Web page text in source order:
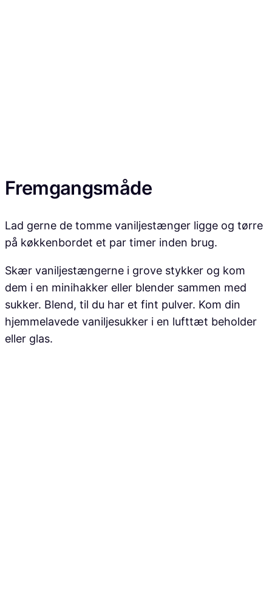
Fremgangsmåde
Lad gerne de tomme vaniljestænger ligge og tørre
på køkkenbordet et par timer inden brug.
Skær vaniljestængerne i grove stykker og kom
dem i en minihakker eller blender sammen med
sukker. Blend, til du har et fint pulver. Kom din
hjemmelavede vaniljesukker i en lufttæt beholder
eller glas.